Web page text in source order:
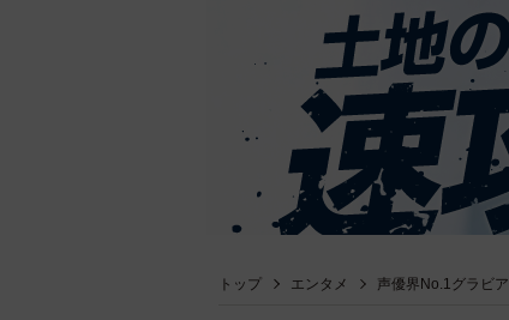
トップ エンタメ 声優界No.1グラビ